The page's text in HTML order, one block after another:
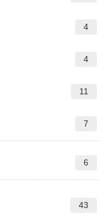
4
4
11
7
6
43